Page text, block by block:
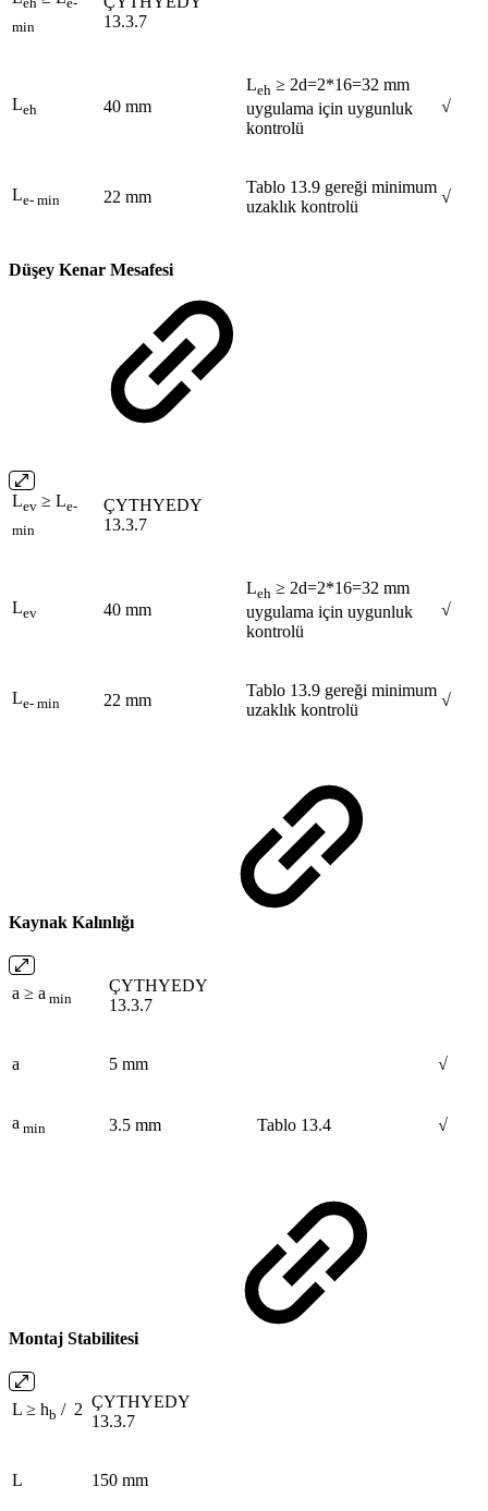
min
13.3.7
Leh 40 mm
Leh ≥ 2d=2*16=32 mm
uygulama için uygunluk
kontrolü
√
Le- min 22 mm
Tablo 13.9 gereği minimum
uzaklık kontrolü
√
Düşey Kenar Mesafesi
Lev ≥ Le-
min
ÇYTHYEDY
13.3.7
Lev 40 mm
Leh ≥ 2d=2*16=32 mm
uygulama için uygunluk
kontrolü
√
Le- min 22 mm
Tablo 13.9 gereği minimum
uzaklık kontrolü
√
Kaynak Kalınlığı
a ≥ a min
ÇYTHYEDY
13.3.7
a 5 mm √
a min 3.5 mm Tablo 13.4 √
Montaj Stabilitesi
L ≥ hb / 2 ÇYTHYEDY
13.3.7
L 150 mm